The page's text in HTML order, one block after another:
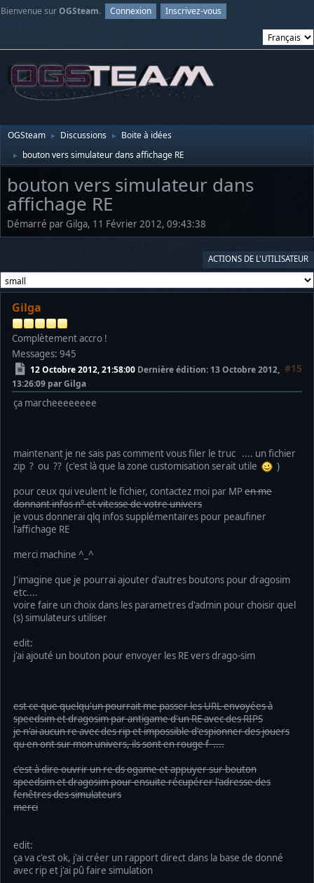
Bienvenue surOGSteam. Connexion Inscrivez-vous
OGSteam ► Discussions ► Boite à idées
► bouton vers simulateur dans affichage RE
bouton vers simulateur dans
affichage RE
Démarré par Gilga, 11 Février 2012, 09:43:38
ACTIONS DE L'UTILISATEUR
Gilga
Complètement accro !
Messages: 945
12 Octobre 2012, 21:58:00 #15
Dernière édition: 13 Octobre 2012,
13:26:09 par Gilga
ça marcheeeeeeee
maintenant je ne sais pas comment vous filer le truc .... un fichier
zip ? ou ?? (c'est là que la zone customisation serait utile
)
pour ceux qui veulent le fichier, contactez moi par MPen me
donnant infos n° et vitesse de votre univers
je vous donnerai qlq infos supplémentaires pour peaufiner
l'affichage RE
merci machine ^_^
J'imagine que je pourrai ajouter d'autres boutons pour dragosim
etc....
voire faire un choix dans les parametres d'admin pour choisir quel
(s) simulateurs utiliser
edit:
j'ai ajouté un bouton pour envoyer les RE vers drago-sim
est ce que quelqu'un pourrait me passer les URL envoyées à
speedsim et dragosim par antigame d'un RE avec des RIPS
je n'ai aucun re avec des rip et impossible d'espionner des jouers
qu en ont sur mon univers, ils sont en rouge f ....
c'est à dire ouvrir un re ds ogame et appuyer sur bouton
speedsim et dragosim pour ensuite récupérer l'adresse des
fenêtres des simulateurs
merci
edit:
ça va c'est ok, j'ai créer un rapport direct dans la base de donné
avec rip et j'ai pû faire simulation